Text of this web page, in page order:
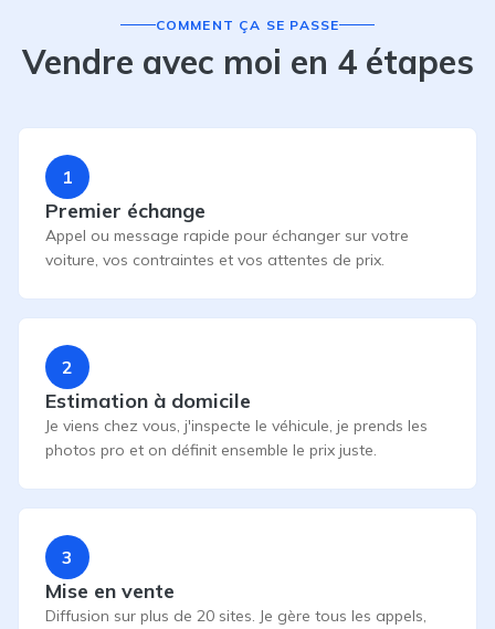
COMMENT ÇA SE PASSE
Vendre avec moi en 4 étapes
1
Premier échange
Appel ou message rapide pour échanger sur votre
voiture, vos contraintes et vos attentes de prix.
2
Estimation à domicile
Je viens chez vous, j'inspecte le véhicule, je prends les
photos pro et on définit ensemble le prix juste.
3
Mise en vente
Diffusion sur plus de 20 sites. Je gère tous les appels,